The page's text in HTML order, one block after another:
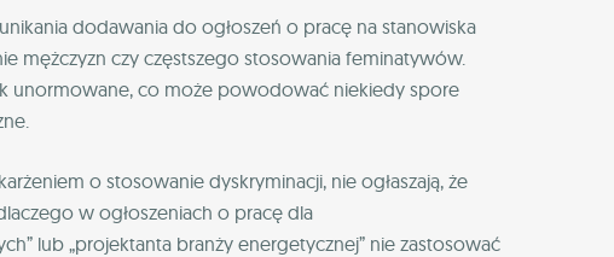
dodawania do ogłoszeń o pracę na stanowiska
mężczyzn czy częstszego stosowania feminatywów.
unormowane, co może powodować niekiedy spore
o stosowanie dyskryminacji, nie ogłaszają, że
w ogłoszeniach o pracę dla
lub „projektanta branży energetycznej” nie zastosować